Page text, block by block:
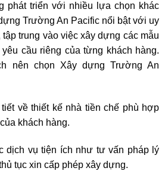
phát triển với nhiều lựa chọn khác
Trường An Pacific nổi bật với uy
trung vào việc xây dựng các mẫu
cầu riêng của từng khách hàng.
nên chọn Xây dựng Trường An
về thiết kế nhà tiền chế phù hợp
khách hàng.
dịch vụ tiện ích như tư vấn pháp lý
tục xin cấp phép xây dựng.